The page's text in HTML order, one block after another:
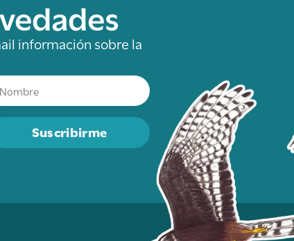
información sobre la
Suscribirme